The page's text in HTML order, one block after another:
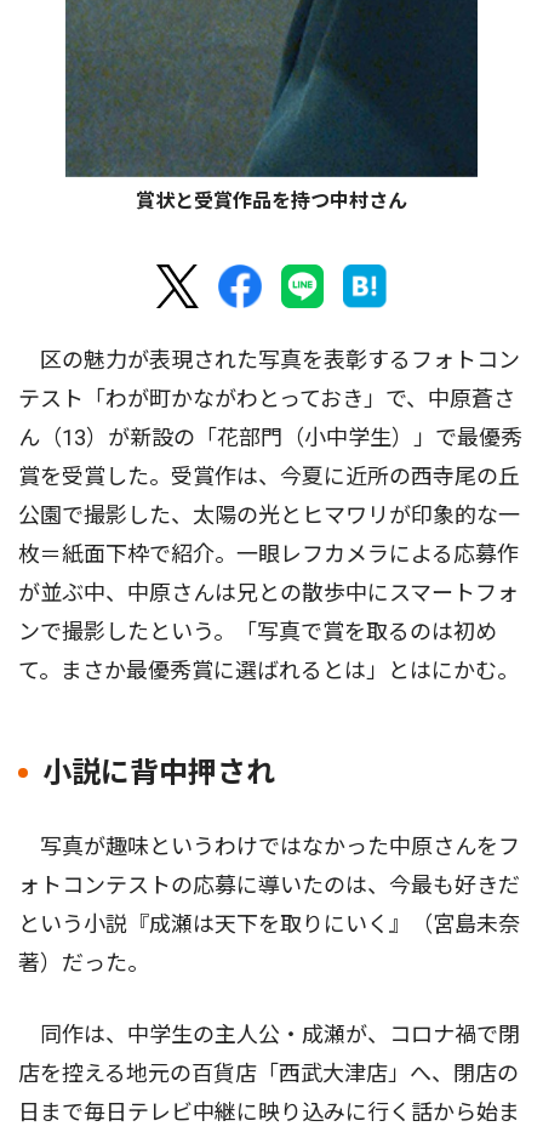
賞状と受賞作品を持つ中村さん
区の魅力が表現された写真を表彰するフォトコン
テスト「わが町かながわとっておき」で、中原蒼さ
ん（13）が新設の「花部門（小中学生）」で最優秀
賞を受賞した。受賞作は、今夏に近所の西寺尾の丘
公園で撮影した、太陽の光とヒマワリが印象的な一
枚＝紙面下枠で紹介。一眼レフカメラによる応募作
が並ぶ中、中原さんは兄との散歩中にスマートフォ
ンで撮影したという。「写真で賞を取るのは初め
て。まさか最優秀賞に選ばれるとは」とはにかむ。
小説に背中押され
写真が趣味というわけではなかった中原さんをフ
ォトコンテストの応募に導いたのは、今最も好きだ
という小説『成瀬は天下を取りにいく』（宮島未奈
著）だった。
同作は、中学生の主人公・成瀬が、コロナ禍で閉
店を控える地元の百貨店「西武大津店」へ、閉店の
日まで毎日テレビ中継に映り込みに行く話から始ま